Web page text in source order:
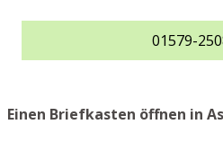
01579-
Einen Briefkasten öffnen in